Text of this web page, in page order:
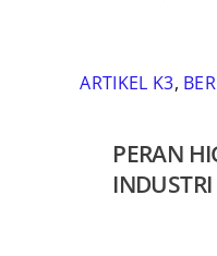
ARTIKEL K3,
PERAN
INDUSTRI